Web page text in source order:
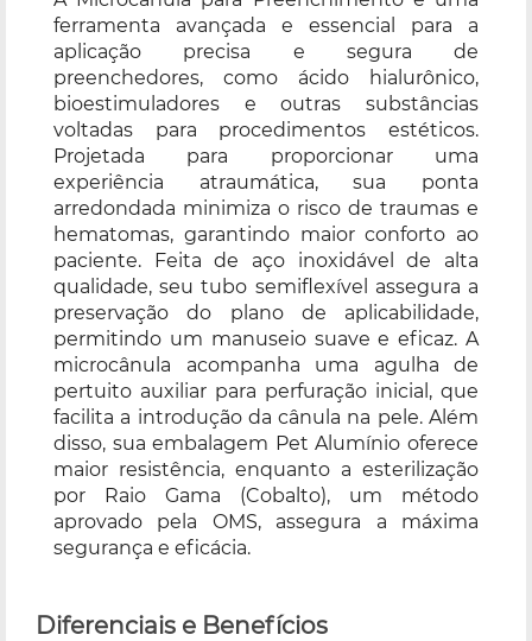
ferramenta avançada e essencial para a
aplicação precisa e segura de
preenchedores, como ácido hialurônico,
bioestimuladores e outras substâncias
voltadas para procedimentos estéticos.
Projetada para proporcionar uma
experiência atraumática, sua ponta
arredondada minimiza o risco de traumas e
hematomas, garantindo maior conforto ao
paciente. Feita de aço inoxidável de alta
qualidade, seu tubo semiflexível assegura a
preservação do plano de aplicabilidade,
permitindo um manuseio suave e eficaz. A
microcânula acompanha uma agulha de
pertuito auxiliar para perfuração inicial, que
facilita a introdução da cânula na pele. Além
disso, sua embalagem Pet Alumínio oferece
maior resistência, enquanto a esterilização
por Raio Gama (Cobalto), um método
aprovado pela OMS, assegura a máxima
segurança e eficácia.
Diferenciais e Benefícios